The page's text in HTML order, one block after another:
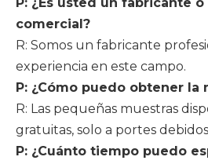
comercial?
R: Somos un fabricante
experiencia en este campo.
P: ¿Cómo puedo obtener la
R: Las pequeñas muestras
gratuitas, solo a portes
P: ¿Cuánto tiempo puedo